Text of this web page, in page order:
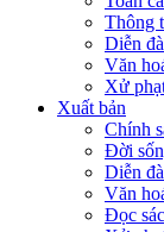
Thông
Diễn
Văn
Xử
Xuất bản
Chính
Đời
Diễn
Văn
Đọc